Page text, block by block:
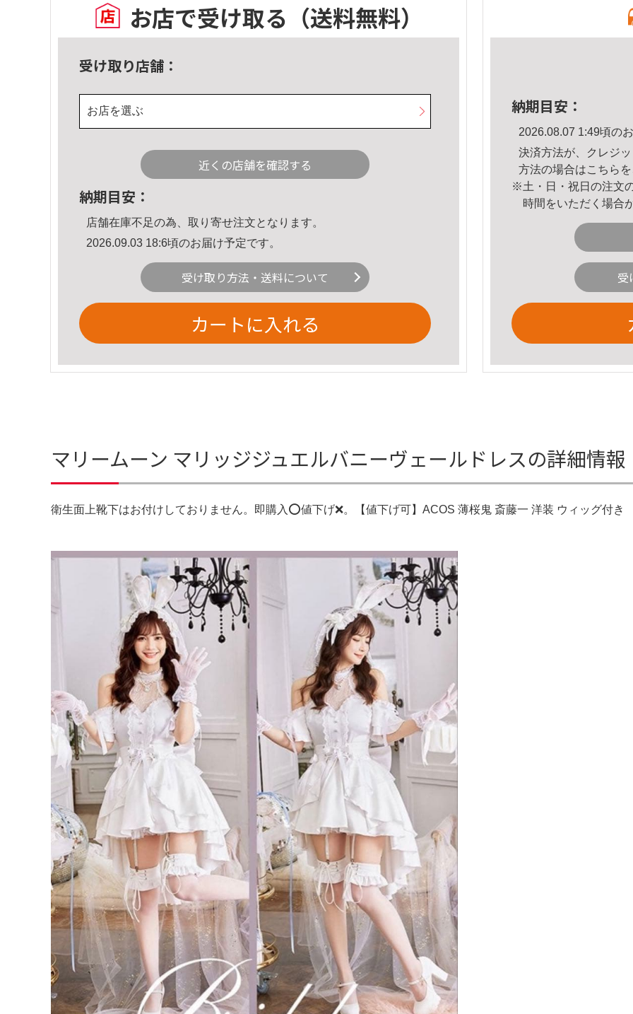
お店で受け取る （送料無料）
受け取り店舗：
お店を選ぶ
近くの店舗を確認する
納期目安：
店舗在庫不足の為、取り寄せ注文となります。
2026.09.03 18:6頃のお届け予定です。
受け取り方法・送料について
カートに入れる
納期目安：
2026.08.07 1:49頃の
決済方法が、クレジ
方法の場合はこちら
※土・日・祝日の注文
時間をいただく場合
受
マリームーン マリッジジュエルバニーヴェールドレスの詳細情報
衛生面上靴下はお付けしておりません。即購入⭕️値下げ❌。【値下げ可】ACOS 薄桜鬼 斎藤一 洋装 ウィッグ付き